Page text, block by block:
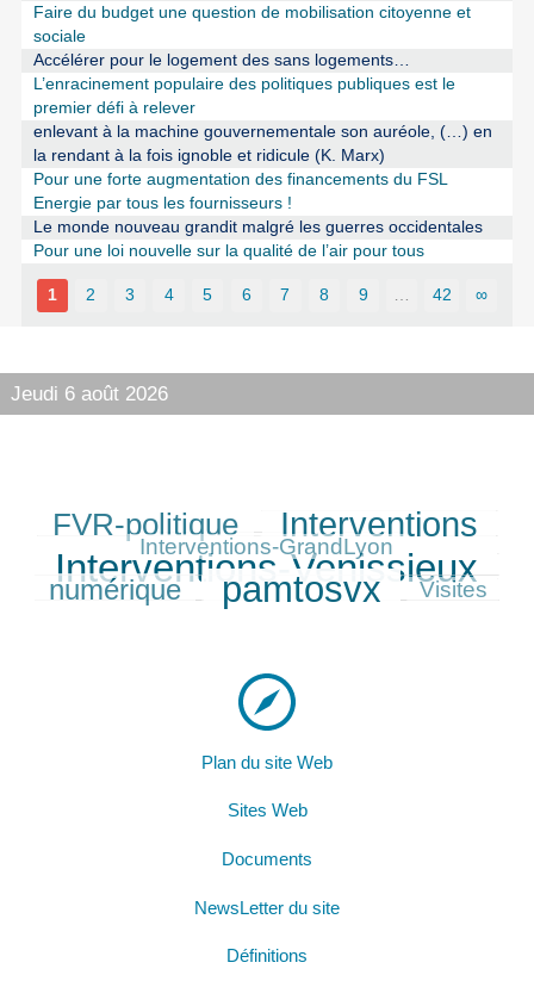
Faire du budget une question de mobilisation citoyenne et
sociale
Accélérer pour le logement des sans logements…
L’enracinement populaire des politiques publiques est le
premier défi à relever
enlevant à la machine gouvernementale son auréole, (…) en
la rendant à la fois ignoble et ridicule (K. Marx)
Pour une forte augmentation des financements du FSL
Energie par tous les fournisseurs !
Le monde nouveau grandit malgré les guerres occidentales
Pour une loi nouvelle sur la qualité de l’air pour tous
1 2 3 4 5 6 7 8 9 42 ∞
Jeudi 6 août 2026
265/390
FVR-politique
326/390 Interventions
98/390
Interventions-GrandLyon
Interventions-Venissieux
237/390
numérique
359/390 pamtosvx
123/390 Visites
Plan du site Web
Sites Web
Documents
NewsLetter du site
Définitions